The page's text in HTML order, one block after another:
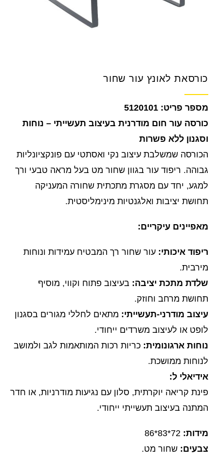
כורסאת לאונץ עור שחור
5120101
כורסה עור חום מודרנית בעיצוב תעשייתי – נוחות
וסגנון ללא פשרות
הכורסה שמשלבת עיצוב נקי ואסתטי עם פונקציונליות
גבוהה. ריפוד עור בגוון שחור מט בעל מראה טבעי ורך
למגע, יחד עם מסגרת מתכתית שחורה המעניקה
תחושת יציבות ואלגנטיות מינימליסטית.
מאפיינים עיקריים:
ריפוד איכותי: עור שחור רך המבטיח עמידות ונוחות
מירבית.
שלדת מתכת יציבה: בעיצוב פתוח וקווי, מוסיף
תחושת מרחב וחוזק.
עיצוב מודרני-תעשייתי: מתאים לחללי מגורים בסגנון
לופט או לעיצוב משרדים ייחודי.
נוחות ארגונומית: כריות רכות המותאמות לגב ולמושב
לנוחות ממושכת.
אידיאלי ל:
פינת קריאה יוקרתית, סלון עם נגיעות מודרניות, או חדר
המתנה בעיצוב תעשייתי ייחודי.
מידות:
צבעים: שחור מט.